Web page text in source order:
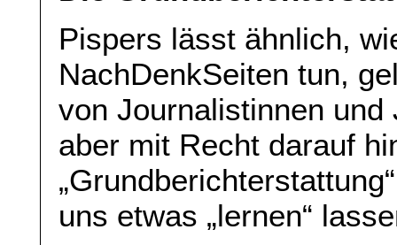
Pispers lässt ähnlich,
NachDenkSeiten tun,
von Journalistinnen
aber mit Recht darauf
uns etwas „lernen“